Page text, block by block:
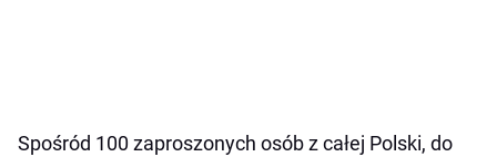
Spośród 100 zaproszonych osób z całej Polski, do